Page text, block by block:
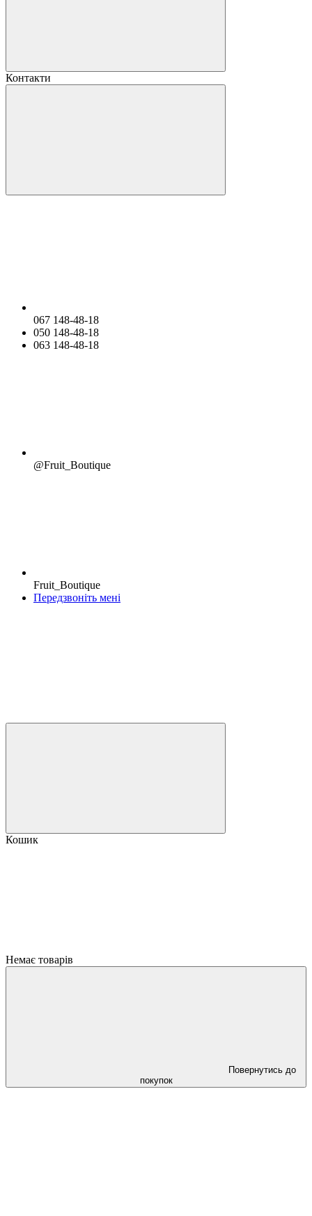
Контакти
067 148-48-18
050 148-48-18
063 148-48-18
@Fruit_Boutique
Fruit_Boutique
Передзвоніть мені
Кошик
Немає товарів
Повернутись до
покупок